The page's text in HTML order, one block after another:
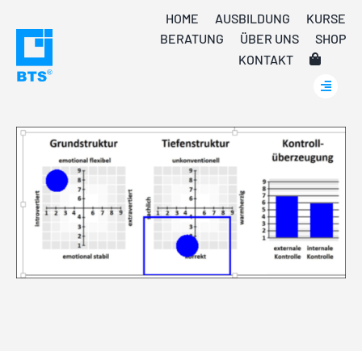
content
HOME AUSBILDUNG
KURSE
BERATUNG
ÜBER UNS
SHOP
KONTAKT